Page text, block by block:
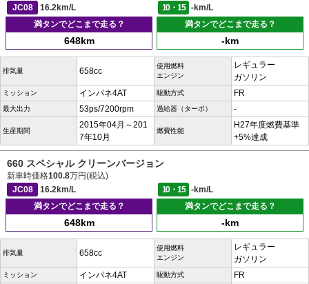
JC08
16.2km/L 10・15
-km/L
満タンでどこまで走る？
648km
満タンでどこまで走る？
-km
排気量 658cc
使用燃料
エンジン
レギュラー
ガソリン
ミッション インパネ4AT 駆動方式 FR
最大出力 53ps/7200rpm 過給器（ターボ） -
生産期間
2015年04月～201
7年10月
燃費性能
H27年度燃費基準
+5%達成
660 スペシャル クリーンバージョン
新車時価格100.8万円(税込)
JC08
16.2km/L 10・15
-km/L
満タンでどこまで走る？
648km
満タンでどこまで走る？
-km
排気量 658cc
使用燃料
エンジン
レギュラー
ガソリン
ミッション インパネ4AT 駆動方式 FR